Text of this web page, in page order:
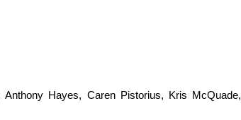
Anthony Hayes, Caren Pistorius, Kris McQuade,